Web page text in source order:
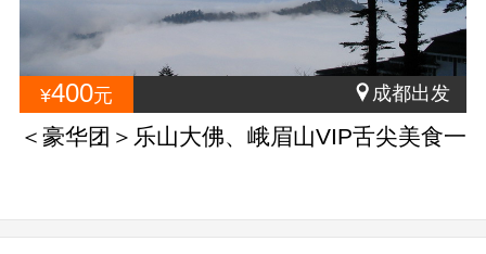
¥400元 成都出发
＜豪华团＞乐山大佛、峨眉山VIP舌尖美食一